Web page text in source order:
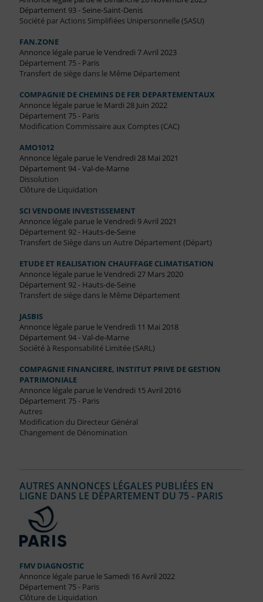
Département 93 - Seine-Saint-Denis
Société par Actions Simplifiées Unipersonnelle (SASU)
FAN.ZONE
Annonce légale parue le Vendredi 7 Avril 2023
Département 75 - Paris
Transfert de siège dans le Même Département
COMPAGNIE DE CHEMINS DE FER DEPARTEMENTAUX
Annonce légale parue le Mardi 28 Juin 2022
Département 75 - Paris
Modification Commissaire aux Comptes (CAC)
AMO1012
Annonce légale parue le Vendredi 28 Mai 2021
Département 94 - Val-de-Marne
Dissolution
Clôture de Liquidation
SCI VENDOME INVESTISSEMENT
Annonce légale parue le Vendredi 9 Avril 2021
Département 92 - Hauts-de-Seine
Transfert de Siège dans un Autre Département (Départ)
ETUDE ET REALISATION CHAUFFAGE CLIMATISATION
Annonce légale parue le Vendredi 27 Mars 2020
Département 92 - Hauts-de-Seine
Transfert de siège dans le Même Département
JASBIS
Annonce légale parue le Vendredi 11 Mai 2018
Département 94 - Val-de-Marne
Société à Responsabilité Limitée (SARL)
COMPAGNIE FINANCIERE, INSTITUT PRIVE DE GESTION
PATRIMONIALE
Annonce légale parue le Vendredi 15 Avril 2016
Département 75 - Paris
Autres
Modification du Directeur Général
Changement de Dénomination
AUTRES ANNONCES LÉGALES PUBLIÉES EN
LIGNE DANS LE DÉPARTEMENT DU 75 - PARIS
FMV DIAGNOSTIC
Annonce légale parue le Samedi 16 Avril 2022
Département 75 - Paris
Clôture de Liquidation